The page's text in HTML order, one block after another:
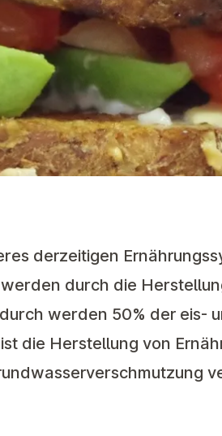
derzeitigen
durch die
werden 50% der eis-
die Herstellung von